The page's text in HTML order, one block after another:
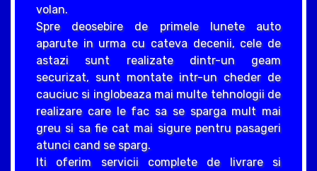
volan.
Spre deosebire de primele lunete auto
aparute in urma cu cateva decenii, cele de
astazi sunt realizate dintr-un geam
securizat, sunt montate intr-un cheder de
cauciuc si inglobeaza mai multe tehnologii de
realizare care le fac sa se sparga mult mai
greu si sa fie cat mai sigure pentru pasageri
atunci cand se sparg.
Iti oferim servicii complete de livrare si